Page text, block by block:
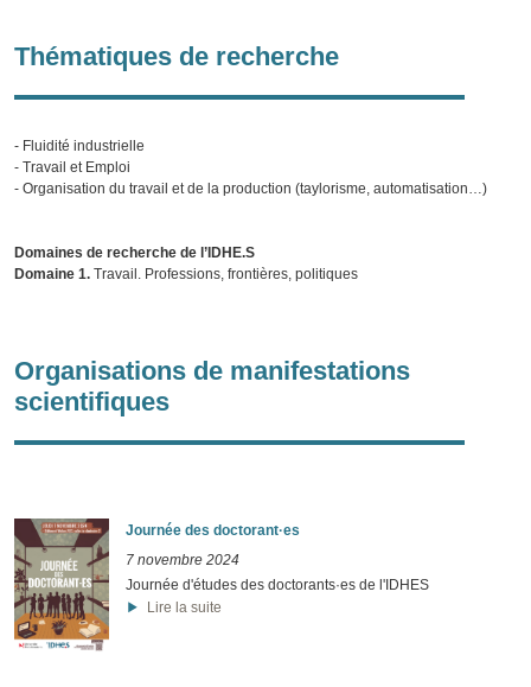
Thématiques de recherche
- Fluidité industrielle
- Travail et Emploi
- Organisation du travail et de la production (taylorisme, automatisation…)
Domaines de recherche de l’IDHE.S
Domaine 1. Travail. Professions, frontières, politiques
Organisations de manifestations
scientifiques
Journée des doctorant·es
7 novembre 2024
Journée d'études des doctorants·es de l'IDHES
Lire la suite